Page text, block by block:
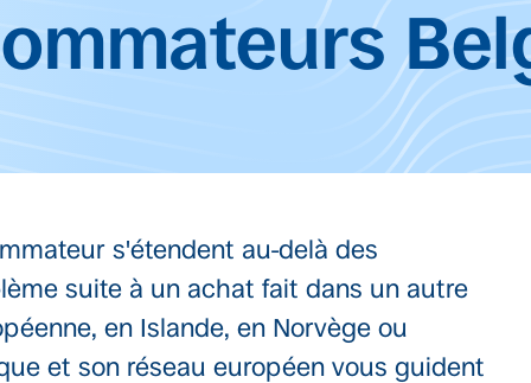
s'étendent au-delà des
suite à un achat fait dans un autre
en Islande, en Norvège ou
et son réseau européen vous guident